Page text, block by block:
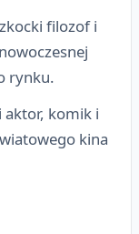
filozof i
rynku.
aktor, komik i
kina